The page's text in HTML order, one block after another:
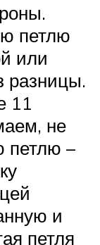
петлю
или
разницы.
11
не
петлю –
и
петля